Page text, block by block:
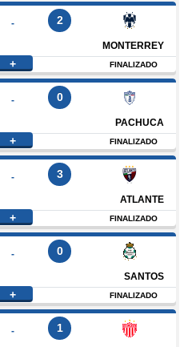
- 2
MONTERREY
+ FINALIZADO
- 0
PACHUCA
+ FINALIZADO
- 3
ATLANTE
+ FINALIZADO
- 0
SANTOS
+ FINALIZADO
- 1